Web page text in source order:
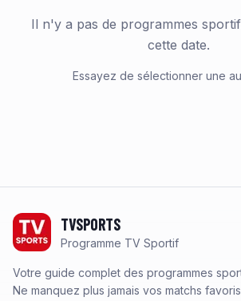
Il n'y a pas de programmes
cette date.
Essayez de sélectionner une
TVSPORTS
Programme TV Sportif
Votre guide complet des programmes
Ne manquez plus jamais vos matchs